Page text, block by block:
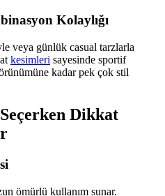
Kolaylığı
veya günlük casual tarzlarla
kesimleri sayesinde sportif
kadar pek çok stil
Dikkat
ömürlü kullanım sunar.